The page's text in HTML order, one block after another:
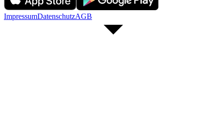
ImpressumDatenschutzAGB